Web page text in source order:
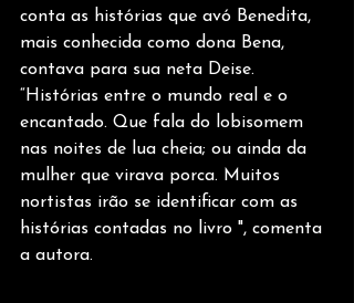
conta as histórias que avó Benedita,
mais conhecida como dona Bena,
contava para sua neta Deise.
“Histórias entre o mundo real e o
encantado. Que fala do lobisomem
nas noites de lua cheia; ou ainda da
mulher que virava porca. Muitos
nortistas irão se identificar com as
histórias contadas no livro ", comenta
a autora.